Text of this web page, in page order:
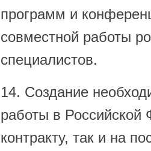
программ и
совместной работы
специалистов.
14. Создание
работы в Российской
контракту, так и на